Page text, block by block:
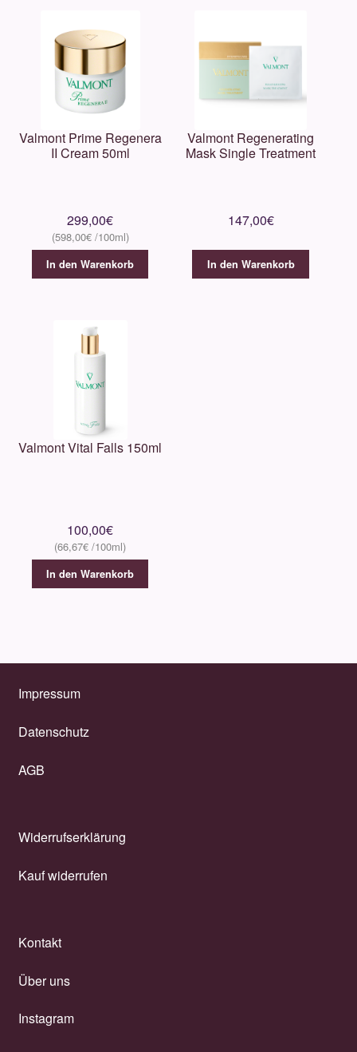
Valmont Prime Regenera
II Cream 50ml
299,00€
598,00€
In den Warenkorb
Valmont Regenerating
Mask Single Treatment
147,00€
In den Warenkorb
Valmont Vital Falls 150ml
100,00€
66,67€
In den Warenkorb
Impressum
Datenschutz
AGB
Widerrufserklärung
Kauf widerrufen
Kontakt
Über uns
Instagram